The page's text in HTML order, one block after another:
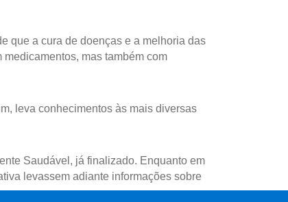
que a cura de doenças e a melhoria das
mas também com
leva conhecimentos às mais diversas
Saudável, já finalizado. Enquanto em
levassem adiante informações sobre